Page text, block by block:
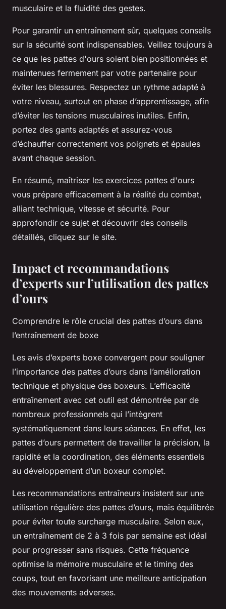
musculaire et la fluidité des gestes.
Pour garantir un entraînement sûr, quelques conseils
sur la sécurité sont indispensables. Veillez toujours à
ce que les pattes d'ours soient bien positionnées et
maintenues fermement par votre partenaire pour
éviter les blessures. Respectez un rythme adapté à
votre niveau, surtout en phase d’apprentissage, afin
d’éviter les tensions musculaires inutiles. Enfin,
portez des gants adaptés et assurez-vous
d’échauffer correctement vos poignets et épaules
avant chaque session.
En résumé, maîtriser les exercices pattes d'ours
vous prépare efficacement à la réalité du combat,
alliant technique, vitesse et sécurité. Pour
approfondir ce sujet et découvrir des conseils
détaillés, cliquez sur le site.
Impact et recommandations
d’experts sur l’utilisation des pattes
d’ours
Comprendre le rôle crucial des pattes d’ours dans
l’entraînement de boxe
Les avis d’experts boxe convergent pour souligner
l’importance des pattes d’ours dans l’amélioration
technique et physique des boxeurs. L’efficacité
entraînement avec cet outil est démontrée par de
nombreux professionnels qui l’intègrent
systématiquement dans leurs séances. En effet, les
pattes d’ours permettent de travailler la précision, la
rapidité et la coordination, des éléments essentiels
au développement d’un boxeur complet.
Les recommandations entraîneurs insistent sur une
utilisation régulière des pattes d’ours, mais équilibrée
pour éviter toute surcharge musculaire. Selon eux,
un entraînement de 2 à 3 fois par semaine est idéal
pour progresser sans risques. Cette fréquence
optimise la mémoire musculaire et le timing des
coups, tout en favorisant une meilleure anticipation
des mouvements adverses.